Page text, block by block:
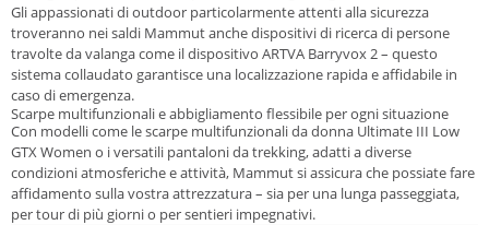
Gli appassionati di outdoor particolarmente attenti alla sicurezza
troveranno nei saldi Mammut anche dispositivi di ricerca di persone
travolte da valanga come ildispositivo ARTVA Barryvox 2– questo
sistema collaudato garantisce una localizzazione rapida e affidabile in
caso di emergenza.
Scarpe multifunzionali e abbigliamento flessibile per ogni situazione
Con modelli come lescarpe multifunzionali da donna Ultimate III Low
GTX Women o i versatili pantaloni da trekking, adatti a diverse
condizioni atmosferiche e attività, Mammut si assicura che possiate fare
affidamento sulla vostra attrezzatura – sia per una lunga passeggiata,
per tour di più giorni o per sentieri impegnativi.